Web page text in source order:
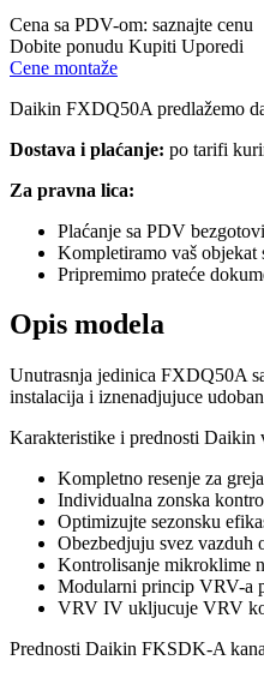
Cena sa PDV-om: saznajte cenu
Dobite ponudu Kupiti Uporedi
Cene montaže
Daikin FXDQ50A predlažemo
Dostava i plaćanje: po tarifi
Za pravna lica:
Plaćanje sa PDV
Kompletiramo vaš objekat
Pripremimo prateće
Opis modela
Unutrasnja jedinica FXDQ50A
instalacija i iznenadjujuce
Karakteristike i prednosti Daikin
Kompletno resenje za
Individualna zonska
Optimizujte sezonsku
Obezbedjuju svez vazduh
Kontrolisanje mikroklime
Modularni princip VRV-a
VRV IV ukljucuje VRV
Prednosti Daikin FKSDK-A